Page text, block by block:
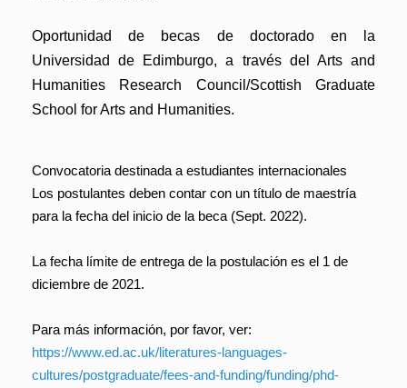
Oportunidad de becas de doctorado en la
Universidad de Edimburgo, a través del Arts and
Humanities Research Council/Scottish Graduate
School for Arts and Humanities.
Convocatoria destinada a estudiantes internacionales
Los postulantes deben contar con un título de maestría
para la fecha del inicio de la beca (Sept. 2022).
La fecha límite de entrega de la postulación es el 1 de
diciembre de 2021.
Para más información, por favor, ver:
https://www.ed.ac.uk/literatures-languages-
cultures/postgraduate/fees-and-funding/funding/phd-